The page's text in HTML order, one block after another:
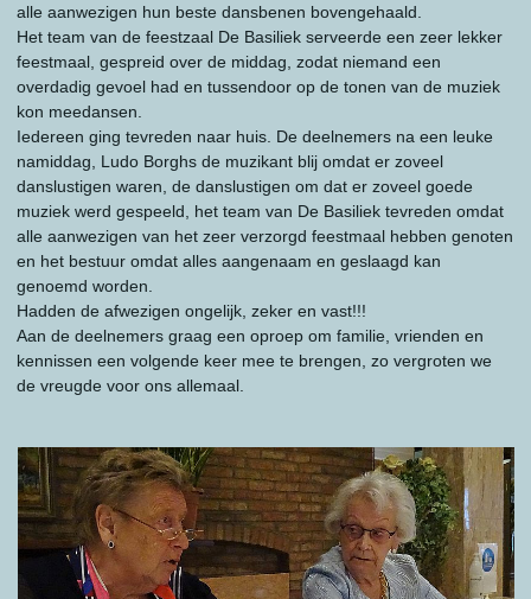
alle aanwezigen hun beste dansbenen bovengehaald.
Het team van de feestzaal De Basiliek serveerde een zeer lekker
feestmaal, gespreid over de middag, zodat niemand een
overdadig gevoel had en tussendoor op de tonen van de muziek
kon meedansen.
Iedereen ging tevreden naar huis. De deelnemers na een leuke
namiddag, Ludo Borghs de muzikant blij omdat er zoveel
danslustigen waren, de danslustigen om dat er zoveel goede
muziek werd gespeeld, het team van De Basiliek tevreden omdat
alle aanwezigen van het zeer verzorgd feestmaal hebben genoten
en het bestuur omdat alles aangenaam en geslaagd kan
genoemd worden.
Hadden de afwezigen ongelijk, zeker en vast!!!
Aan de deelnemers graag een oproep om familie, vrienden en
kennissen een volgende keer mee te brengen, zo vergroten we
de vreugde voor ons allemaal.